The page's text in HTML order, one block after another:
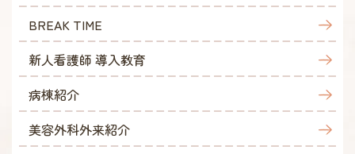
BREAK TIME
新人看護師 導入教育
病棟紹介
美容外科外来紹介